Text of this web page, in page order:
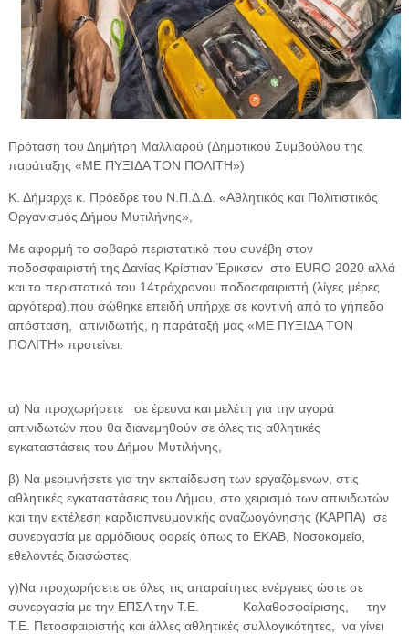
Πρόταση του Δημήτρη Μαλλιαρού (Δημοτικού Συμβούλου της
παράταξης «ΜΕ ΠΥΞΙΔΑ ΤΟΝ ΠΟΛΙΤΗ»)
Κ. Δήμαρχε κ. Πρόεδρε του Ν.Π.Δ.Δ. «Αθλητικός και Πολιτιστικός
Οργανισμός Δήμου Μυτιλήνης»,
Με αφορμή το σοβαρό περιστατικό που συνέβη στον
ποδοσφαιριστή της Δανίας Κρίστιαν Έρικσεν στο EURO 2020 αλλά
και το περιστατικό του 14τράχρονου ποδοσφαιριστή (λίγες μέρες
αργότερα),που σώθηκε επειδή υπήρχε σε κοντινή από το γήπεδο
απόσταση,
απινιδωτής, η παράταξή μας «ΜΕ ΠΥΞΙΔΑ ΤΟΝ
ΠΟΛΙΤΗ» προτείνει:
α) Να προχωρήσετε
σε έρευνα και μελέτη για την αγορά
απινιδωτών που θα διανεμηθούν σε όλες τις αθλητικές
εγκαταστάσεις του Δήμου Μυτιλήνης,
β) Να μεριμνήσετε για την εκπαίδευση των εργαζόμενων, στις
αθλητικές εγκαταστάσεις του Δήμου, στο χειρισμό των απινιδωτών
και την εκτέλεση καρδιοπνευμονικής αναζωογόνησης (ΚΑΡΠΑ) σε
συνεργασία με αρμόδιους φορείς όπως το ΕΚΑΒ, Νοσοκομείο,
εθελοντές διασώστες.
γ)Να προχωρήσετε σε όλες τις απαραίτητες ενέργειες ώστε σε
συνεργασία με την ΕΠΣΛ την Τ.Ε.
Καλαθοσφαίρισης,
την
Τ.Ε. Πετοσφαιριστής και άλλες αθλητικές συλλογικότητες,
να γίνει